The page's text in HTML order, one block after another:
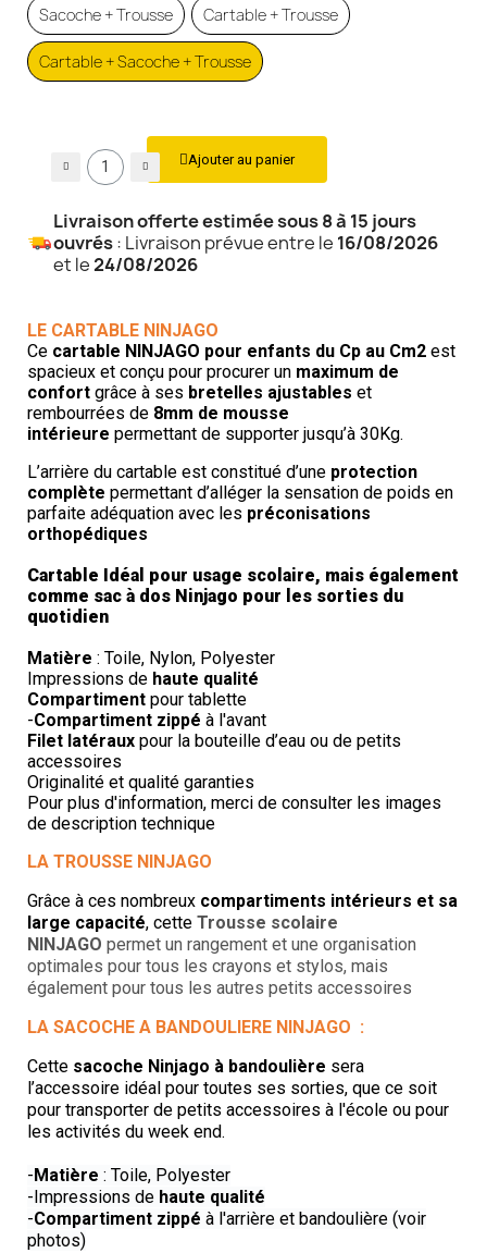
Sacoche + Trousse Cartable + Trousse
Cartable + Sacoche + Trousse
Ajouter au panier
Livraison offerte estimée sous 8 à 15 jours
ouvrés: Livraison prévue entre le 16/08/2026
et le24/08/2026
LE CARTABLE NINJAGO
Ce cartable NINJAGO pour enfants du Cp au Cm2 est
spacieux et conçu pour procurer un maximum de
confort grâce à ses bretelles ajustables et
rembourrées de 8mm de mousse
intérieure permettant de supporter jusqu’à 30Kg.
L’arrière du cartable est constitué d’une protection
complète permettant d’alléger la sensation de poids en
parfaite adéquation avec les préconisations
orthopédiques
Cartable Idéal pour usage scolaire, mais également
comme sac à dos Ninjago pour les sorties du
quotidien
Matière : Toile, Nylon, Polyester
Impressions de haute qualité
Compartiment pour tablette
-Compartiment zippé à l'avant
Filet latéraux pour la bouteille d’eau ou de petits
accessoires
Originalité et qualité garanties
Pour plus d'information, merci de consulter les images
de description technique
LA TROUSSE NINJAGO
Grâce à ces nombreux compartiments intérieurs et sa
large capacité, cette Trousse scolaire
NINJAGO permet un rangement et une organisation
optimales pour tous les crayons et stylos, mais
également pour tous les autres petits accessoires
LA SACOCHE A BANDOULIERE NINJAGO :
Cette sacoche Ninjago à bandoulière sera
l’accessoire idéal pour toutes ses sorties, que ce soit
pour transporter de petits accessoires à l'école ou pour
les activités du week end.
-Matière : Toile, Polyester
-Impressions de haute qualité
-Compartiment zippé à l'arrière et bandoulière (voir
photos)